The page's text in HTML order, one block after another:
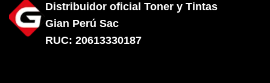
Distribuidor oficial Toner y Tintas
Gian Perú Sac
RUC: 20613330187